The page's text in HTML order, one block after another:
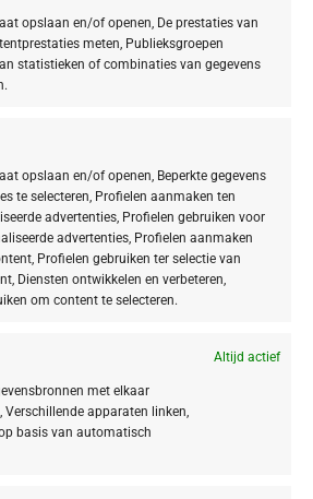
opslaan en/of openen, De prestaties van
meten, Publieksgroepen
statistieken of combinaties van gegevens
opslaan en/of openen, Beperkte gegevens
te selecteren, Profielen aanmaken ten
advertenties, Profielen gebruiken voor
advertenties, Profielen aanmaken
Profielen gebruiken ter selectie van
Diensten ontwikkelen en verbeteren,
om content te selecteren.
Altijd actief
met elkaar
apparaten linken,
basis van automatisch